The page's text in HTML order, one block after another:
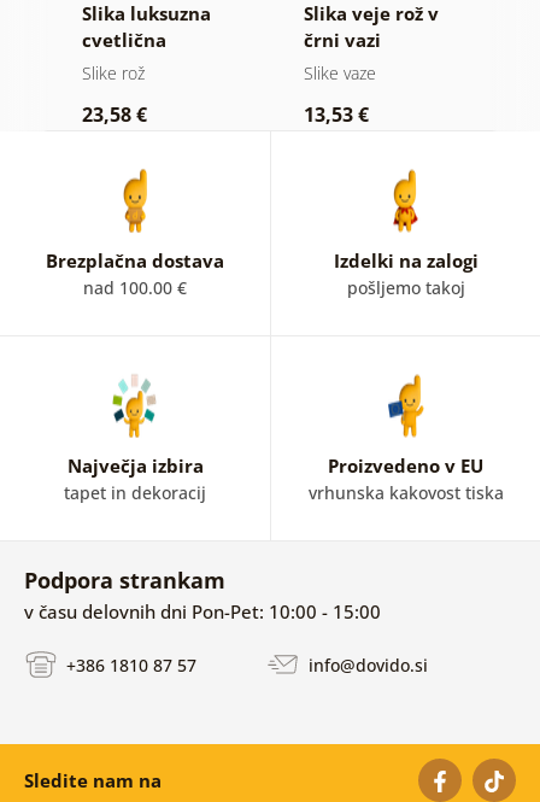
Slika luksuzna
cvetlična
harmonija
Slike rož
23,58 €
Slika veje rož v
črni vazi
Slike vaze
13,53 €
Brezplačna dostava
nad 100.00 €
Izdelki na zalogi
pošljemo takoj
Največja izbira
tapet in dekoracij
Proizvedeno v EU
vrhunska kakovost tiska
Podpora strankam
v času delovnih dni Pon-Pet: 10:00 - 15:00
+386 1810 87 57 info@dovido.si
Sledite nam na